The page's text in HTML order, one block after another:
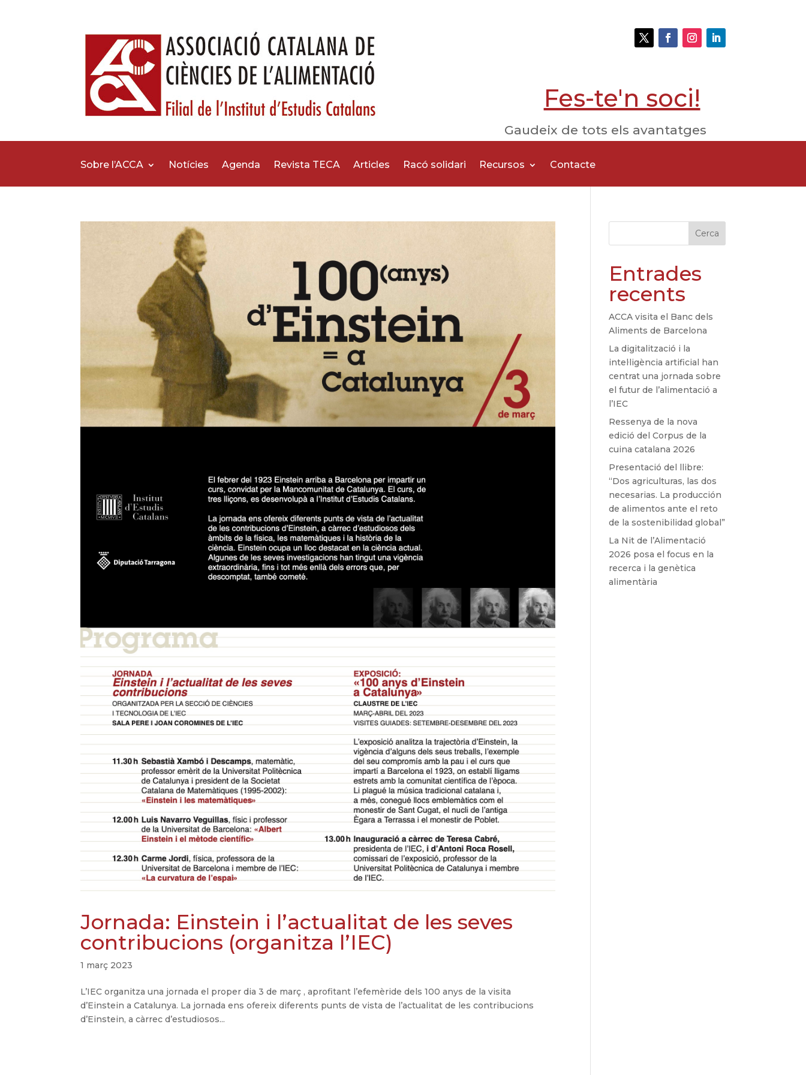
Fes-te'n soci!
Gaudeix de tots els avantatges
Sobre l’ACCA Notícies Agenda Revista TECA Articles Racó solidari Recursos Contacte
Jornada: Einstein i l’actualitat de les seves
contribucions (organitza l’IEC)
1 març 2023
L’IEC organitza una jornada el proper dia 3 de març , aprofitant l’efemèride dels 100 anys de la visita
d’Einstein a Catalunya. La jornada ens ofereix diferents punts de vista de l’actualitat de les contribucions
d’Einstein, a càrrec d’estudiosos...
Cerca
Entrades
recents
ACCA visita el Banc dels
Aliments de Barcelona
La digitalització i la
intel·ligència artificial han
centrat una jornada sobre
el futur de l’alimentació a
l’IEC
Ressenya de la nova
edició del Corpus de la
cuina catalana 2026
Presentació del llibre:
“Dos agriculturas, las dos
necesarias. La producción
de alimentos ante el reto
de la sostenibilidad global”
La Nit de l’Alimentació
2026 posa el focus en la
recerca i la genètica
alimentària